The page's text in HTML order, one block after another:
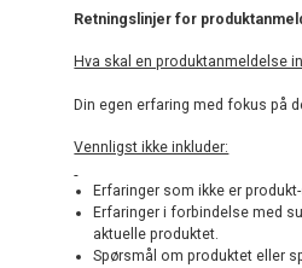
Retningslinjer for
Hva skal en produktanmeldelse
Din egen erfaring med fokus på
Vennligst ikke inkluder:
Erfaringer som ikke er
Erfaringer i forbindelse med
aktuelle produktet.
Spørsmål om produktet eller